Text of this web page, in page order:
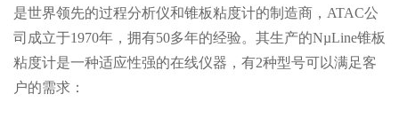
是世界领先的过程分析仪和锥板粘度计的制造商，ATAC公
司成立于1970年，拥有50多年的经验。其生产的NµLine锥板
粘度计是一种适应性强的在线仪器，有2种型号可以满足客
户的需求：